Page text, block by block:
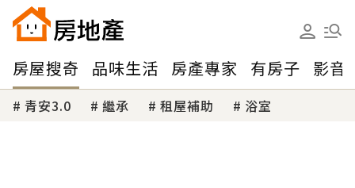
房屋搜奇 品味生活 房產專家 有房子 影音
青安3.0 繼承 租屋補助 浴室